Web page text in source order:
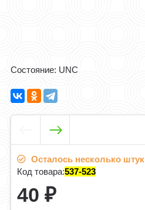
Состояние: UNC
Осталось несколько штук
Код товара:537-523
40₽